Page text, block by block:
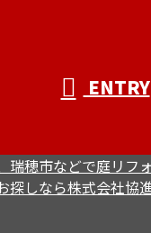
ENTRY